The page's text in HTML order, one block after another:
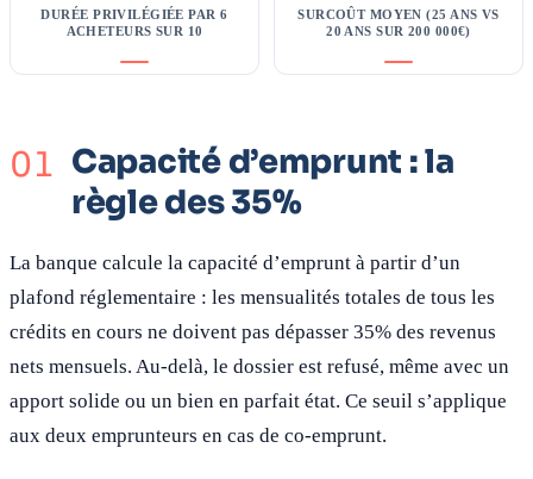
DURÉE PRIVILÉGIÉE PAR 6
ACHETEURS SUR 10
SURCOÛT MOYEN (25 ANS VS
20 ANS SUR 200 000€)
Capacité d’emprunt : la
règle des 35%
La banque calcule la capacité d’emprunt à partir d’un
plafond réglementaire : les mensualités totales de tous les
crédits en cours ne doivent pas dépasser 35% des revenus
nets mensuels. Au-delà, le dossier est refusé, même avec un
apport solide ou un bien en parfait état. Ce seuil s’applique
aux deux emprunteurs en cas de co-emprunt.